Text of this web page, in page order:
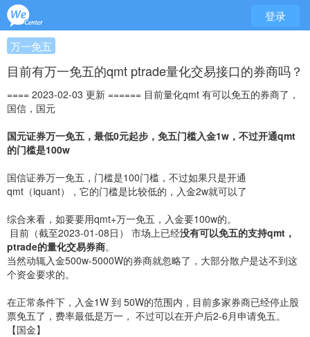
登录
万一免五
目前有万一免五的qmt ptrade量化交易接口的券商吗？
==== 2023-02-03 更新 ====== 目前量化qmt 有可以免五的券商了，
国信，国元
国元证券万一免五，最低0元起步，免五门槛入金1w，不过开通qmt
的门槛是100w
国信证券万一免五，门槛是100门槛，不过如果只是开通
qmt（iquant），它的门槛是比较低的，入金2w就可以了
综合来看，如要要用qmt+万一免五，入金要100w的。
目前（截至2023-01-08日） 市场上已经没有可以免五的支持qmt，
ptrade的量化交易券商。
当然动辄入金500w-5000W的券商就忽略了，大部分散户是达不到这
个资金要求的。
在正常条件下，入金1W 到 50W的范围内，目前多家券商已经停止股
票免五了，费率最低是万一， 不过可以在开户后2-6月申请免五。
【国金】